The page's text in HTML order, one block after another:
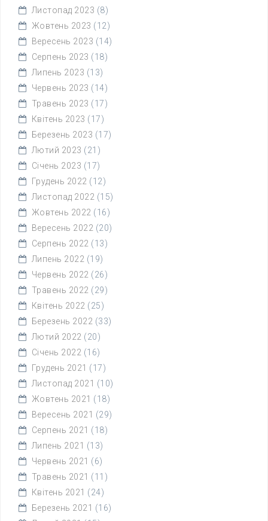
Листопад 2023 (8)
Жовтень 2023 (12)
Вересень 2023 (14)
Серпень 2023 (18)
Липень 2023 (13)
Червень 2023 (14)
Травень 2023 (17)
Квітень 2023 (17)
Березень 2023 (17)
Лютий 2023 (21)
Січень 2023 (17)
Грудень 2022 (12)
Листопад 2022 (15)
Жовтень 2022 (16)
Вересень 2022 (20)
Серпень 2022 (13)
Липень 2022 (19)
Червень 2022 (26)
Травень 2022 (29)
Квітень 2022 (25)
Березень 2022 (33)
Лютий 2022 (20)
Січень 2022 (16)
Грудень 2021 (17)
Листопад 2021 (10)
Жовтень 2021 (18)
Вересень 2021 (29)
Серпень 2021 (18)
Липень 2021 (13)
Червень 2021 (6)
Травень 2021 (11)
Квітень 2021 (24)
Березень 2021 (16)